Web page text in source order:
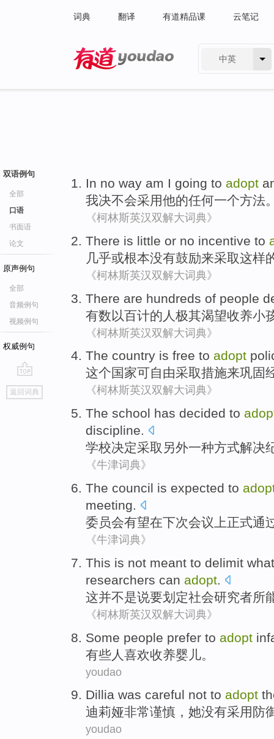
词典 翻译 有道精品课 云笔记
中英
双语例句
全部
口语
书面语
论文
原声例句
全部
音频例句
视频例句
权威例句
go
top
返回词典
In no way am I going to adopt
我决不会采用他的任何一个方法
《柯林斯英汉双解大词典》
There is little or no incentive to
几乎或根本没有鼓励来采取这样
《柯林斯英汉双解大词典》
There are hundreds of people
有数 以百计的 人 极其渴望收养小
《柯林斯英汉双解大词典》
The country is free to adopt
这个国家可自由采取措施来巩固
《柯林斯英汉双解大词典》
The school has decided to
discipline.
学校决定采取 另外一种方式解决
《牛津词典》
The council is expected to
meeting.
委员会有望在下次会议上正式通
《牛津词典》
This is not meant to delimit
researchers can adopt.
这并不是说要划定社会研究者所
《柯林斯英汉双解大词典》
Some people prefer to adopt
有些 人 喜欢收养婴儿。
youdao
Dillia was careful not to adopt
迪莉娅非常谨慎 ，她没有采用 防
youdao